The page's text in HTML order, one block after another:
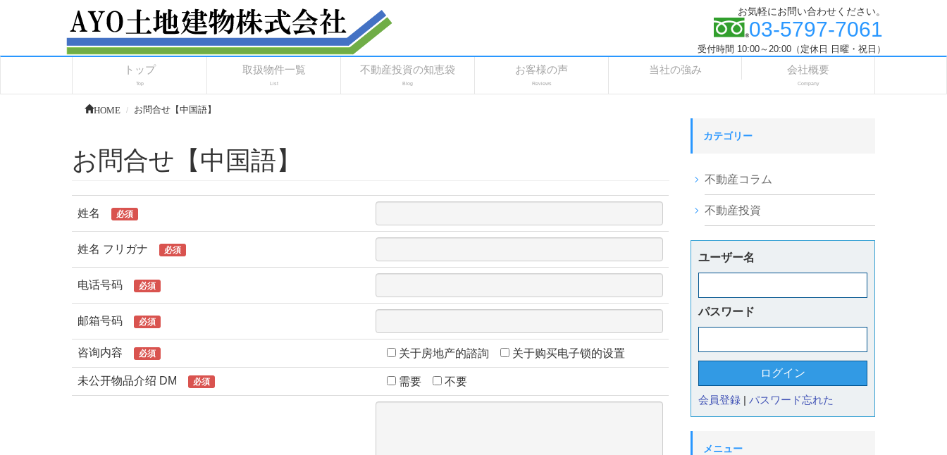
お気軽にお問い合わせください。
03-5797-7061
受付時間 10:00～20:00（定休日 日曜・祝日）
トップ
Top
取扱物件一覧
List
不動産投資の知恵袋
Blog
お客様の声
Reviews
当社の強み 会社概要
Company
HOME お問合せ【中国語】
お問合せ【中国語】
姓名 必須
姓名 フリガナ 必須
电话号码 必須
邮箱号码 必須
咨询内容 必須 关于房地产的諮詢 关于购买电子锁的设置
未公开物品介绍 DM 必須 需要 不要
カテゴリー
不動産コラム
不動産投資
ユーザー名
パスワード
会員登録| パスワード忘れた
メニュー